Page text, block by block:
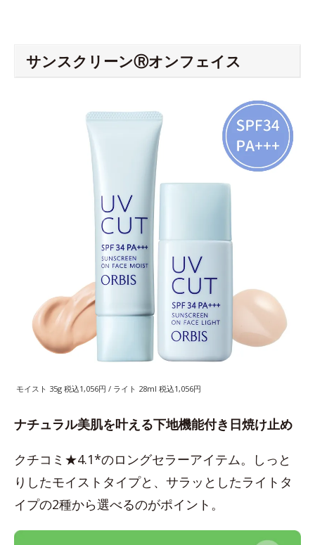
サンスクリーンⓇオンフェイス
モイスト 35g 税込1,056円 / ライト 28ml 税込1,056円
ナチュラル美肌を叶える下地機能付き日焼け止め
クチコミ★4.1*のロングセラーアイテム。しっと
りしたモイストタイプと、サラッとしたライトタ
イプの2種から選べるのがポイント。